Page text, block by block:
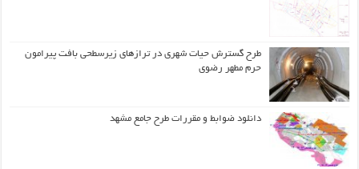
طرح گسترش حیات شهري در ترازهاي زیرسطحی بافت پیرامون
حرم مطهر رضوي
دانلود ضوابط و مقررات طرح جامع مشهد